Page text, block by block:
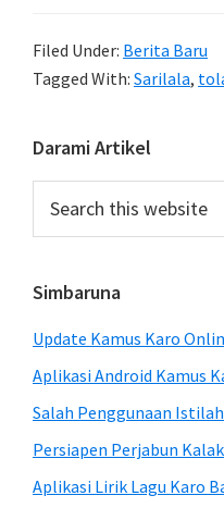
Filed Under: Berita Baru
Tagged With: Sarilala,
Primary
Sidebar
Darami Artikel
this
Simbaruna
Update Kamus Karo
Aplikasi Android Kamus
Salah Penggunaan
Persiapen Perjabun
Aplikasi Lirik Lagu Karo